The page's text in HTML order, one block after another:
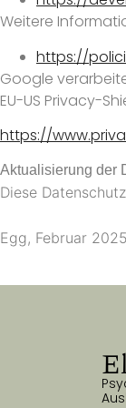
Weitere
https://
Google
EU-US Privacy-
https://
Aktualisierung der
Diese
Egg, Februar 2025